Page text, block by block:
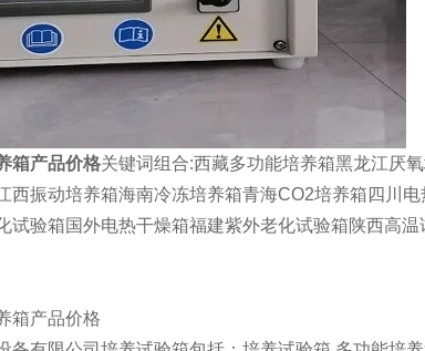
箱产品价格关键词组合:西藏多功能培养箱黑龙江厌
西振动培养箱海南冷冻培养箱青海CO2培养箱四川
试验箱国外电热干燥箱福建紫外老化试验箱陕西高
箱产品价格